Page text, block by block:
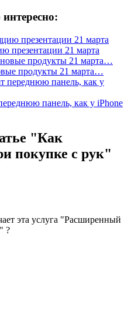
презентации 21 марта
продукты 21 марта…
панель, как у iPhone
"Как
покупке с рук"
эта услуга "Расширенный
?